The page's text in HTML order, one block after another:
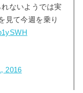
ないようでは実
見て今週を乗り
2016